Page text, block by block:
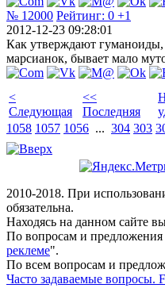
№ 12000 Рейтинг: 0 +1
2012-12-23 09:28:01
Как утверждают
марсианок, бывает мало
<
Следующая
<<
Последняя
1058 1057 1056 ... 304 303
2010-2018. При
обязательна.
Находясь на данном сайте
По вопросам и
реклеме".
По всем вопросам и
Часто задаваемые вопросы.